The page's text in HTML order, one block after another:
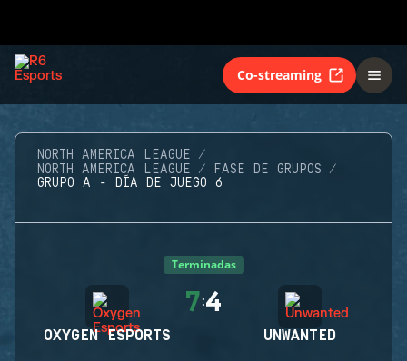
Co-streaming
NORTH AMERICA LEAGUE
NORTH AMERICA LEAGUE
FASE DE GRUPOS
GRUPO A - DÍA DE JUEGO 6
Terminadas
OXYGEN ESPORTS
7:4
UNWANTED